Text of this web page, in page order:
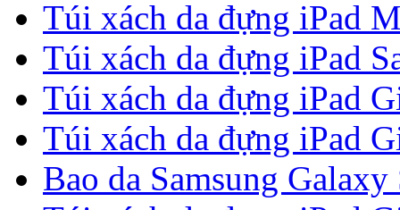
Túi xách da đựng iPad
Túi xách da đựng iPad
Túi xách da đựng iPad
Túi xách da đựng iPad
Bao da Samsung